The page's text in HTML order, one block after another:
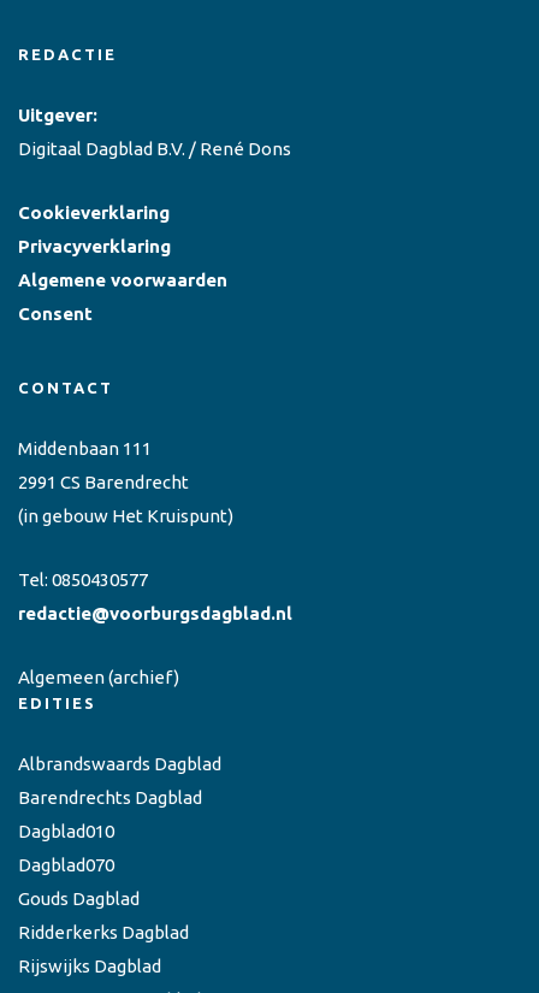
REDACTIE
Uitgever:
Digitaal Dagblad B.V. / René Dons
Cookieverklaring
Privacyverklaring
Algemene voorwaarden
Consent
CONTACT
Middenbaan 111
2991 CS Barendrecht
(in gebouw Het Kruispunt)
Tel: 0850430577
redactie@voorburgsdagblad.nl
Algemeen(archief)
EDITIES
Albrandswaards Dagblad
Barendrechts Dagblad
Dagblad010
Dagblad070
Gouds Dagblad
Ridderkerks Dagblad
Rijswijks Dagblad